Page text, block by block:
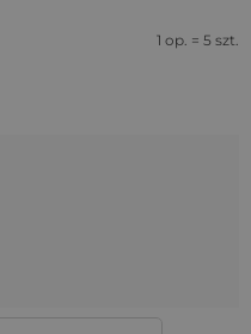
1 op. = 5 szt.